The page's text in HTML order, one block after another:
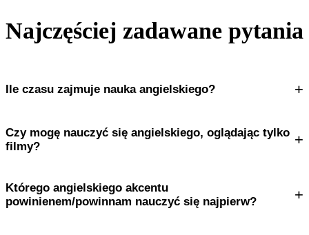
Najczęściej zadawane pytania
Ile czasu zajmuje nauka angielskiego? +
Czy mogę nauczyć się angielskiego, oglądając tylko
filmy?
+
Którego angielskiego akcentu
powinienem/powinnam nauczyć się najpierw?
+